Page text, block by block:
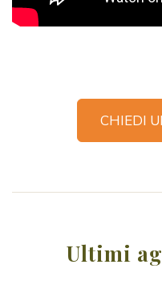
CHIEDI
Ultimi